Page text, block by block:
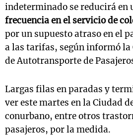
indeterminado se reducirá en
frecuencia en el servicio de
por un supuesto atraso en el
a las tarifas, según informó la
de Autotransporte de
Largas filas en paradas y
ver este martes en la Ciudad
conurbano, entre otros
pasajeros, por la medida.